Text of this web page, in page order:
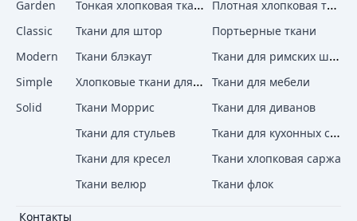
Контакты
Garden
Classic
Modern
Simple
Solid
Тонкая хлопковая ткань Плотная хлопковая ткань
Ткани для штор
Портьерные ткани
Ткани блэкаут
Ткани для римских штор
Хлопковые ткани для штор
Ткани для мебели
Ткани Моррис
Ткани для диванов
Ткани для стульев
Ткани для кухонных стульев
Ткани для кресел
Ткани хлопковая саржа
Ткани велюр
Ткани флок